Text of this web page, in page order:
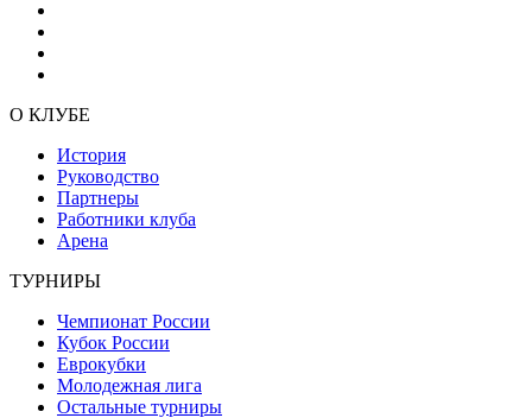
О КЛУБЕ
История
Руководство
Партнеры
Работники клуба
Арена
ТУРНИРЫ
Чемпионат России
Кубок России
Еврокубки
Молодежная лига
Остальные турниры